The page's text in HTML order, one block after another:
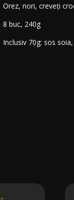
Orez, nori, creveți
8 buc, 240g
Inclusiv 70g: sos